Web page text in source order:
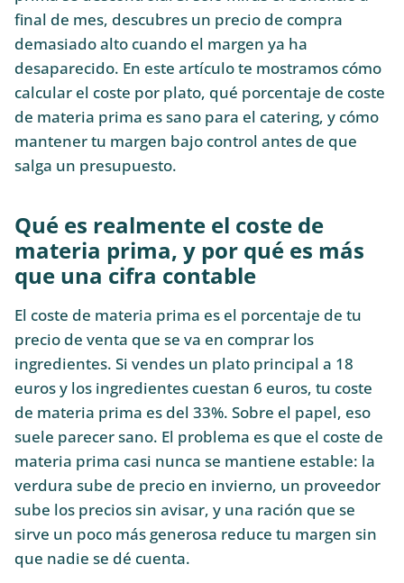
final de mes, descubres un precio de compra
demasiado alto cuando el margen ya ha
desaparecido. En este artículo te mostramos cómo
calcular el coste por plato, qué porcentaje de coste
de materia prima es sano para el catering, y cómo
mantener tu margen bajo control antes de que
salga un presupuesto.
Qué es realmente el coste de
materia prima, y por qué es más
que una cifra contable
El coste de materia prima es el porcentaje de tu
precio de venta que se va en comprar los
ingredientes. Si vendes un plato principal a 18
euros y los ingredientes cuestan 6 euros, tu coste
de materia prima es del 33%. Sobre el papel, eso
suele parecer sano. El problema es que el coste de
materia prima casi nunca se mantiene estable: la
verdura sube de precio en invierno, un proveedor
sube los precios sin avisar, y una ración que se
sirve un poco más generosa reduce tu margen sin
que nadie se dé cuenta.